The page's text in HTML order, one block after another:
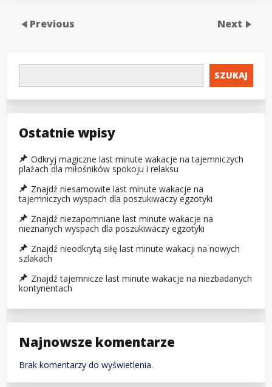
Previous Next
SZUKAJ
Ostatnie wpisy
Odkryj magiczne last minute wakacje na tajemniczych
plażach dla miłośników spokoju i relaksu
Znajdź niesamowite last minute wakacje na
tajemniczych wyspach dla poszukiwaczy egzotyki
Znajdź niezapomniane last minute wakacje na
nieznanych wyspach dla poszukiwaczy egzotyki
Znajdź nieodkrytą siłę last minute wakacji na nowych
szlakach
Znajdź tajemnicze last minute wakacje na niezbadanych
kontynentach
Najnowsze komentarze
Brak komentarzy do wyświetlenia.